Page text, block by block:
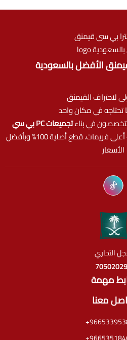
الأفضل بالسعودية
لاحتراف القيمنق
تحتاجه في مكان واحد
في بناء
تجميعات PC بي سي
تناسب ميزانيتك وتمنحك أعلى فريمات. قطع أصلية 100% وبأفضل
الأسعار
التجاري
مهمة
معنا